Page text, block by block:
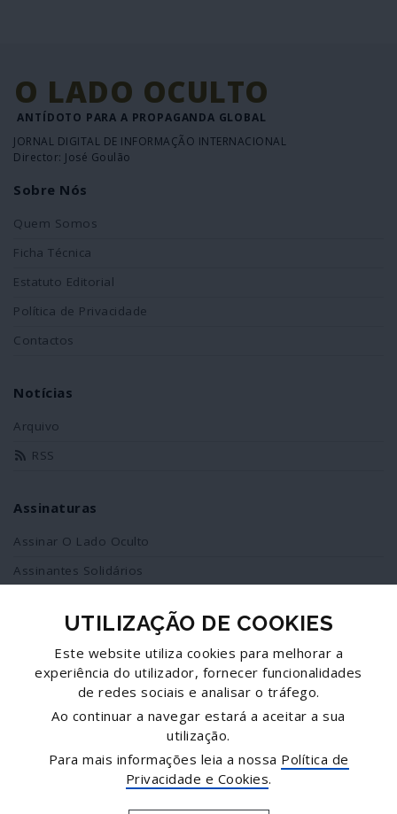
O LADO OCULTO
ANTÍDOTO PARA A PROPAGANDA GLOBAL
JORNAL DIGITAL DE INFORMAÇÃO INTERNACIONAL
Director: José Goulão
Sobre Nós
Quem Somos
Ficha Técnica
Estatuto Editorial
Política de Privacidade
Contactos
Notícias
Arquivo
RSS
Assinaturas
Assinar O Lado Oculto
Assinantes Solidários
Redes Sociais
Siga-nos no facebook
Twitter
UTILIZAÇÃO DE COOKIES
Este website utiliza cookies para melhorar a
experiência do utilizador, fornecer funcionalidades
de redes sociais e analisar o tráfego.
Ao continuar a navegar estará a aceitar a sua
utilização.
Para mais informações leia a nossa Política de
Privacidade e Cookies.